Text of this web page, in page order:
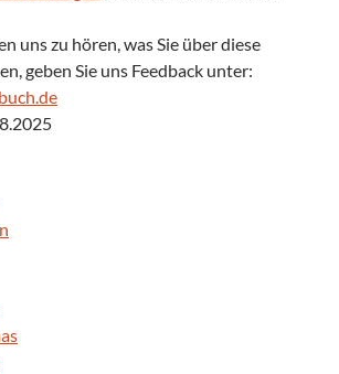
uns zu hören, was Sie über diese
geben Sie uns Feedback unter: